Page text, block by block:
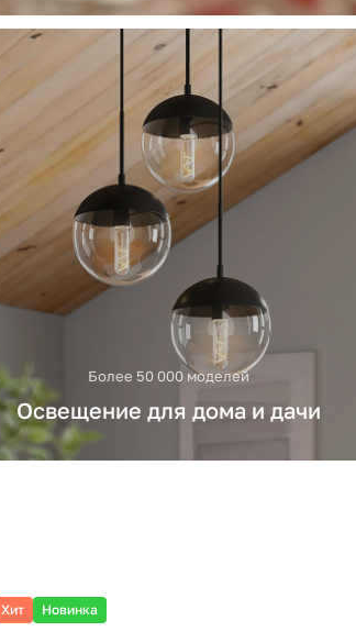
Более 50 000 моделей
Освещение для дома и дачи
Хит Новинка